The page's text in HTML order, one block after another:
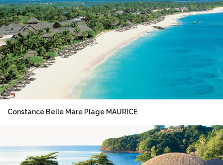
Constance Belle Mare Plage MAURICE